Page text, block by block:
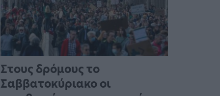
Στους δρόμους το
Σαββατοκύριακο οι